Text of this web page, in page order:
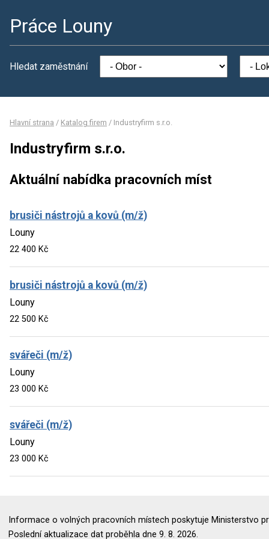
Práce Louny
Hledat zaměstnání
Hlavní strana / Katalog firem / Industryfirm s.r.o.
Industryfirm s.r.o.
Aktuální nabídka pracovních míst
brusiči nástrojů a kovů (m/ž)
Louny
22 400 Kč
brusiči nástrojů a kovů (m/ž)
Louny
22 500 Kč
svářeči (m/ž)
Louny
23 000 Kč
svářeči (m/ž)
Louny
23 000 Kč
Informace o volných pracovních místech poskytuje Ministerstvo
Poslední aktualizace dat proběhla dne 9. 8. 2026.